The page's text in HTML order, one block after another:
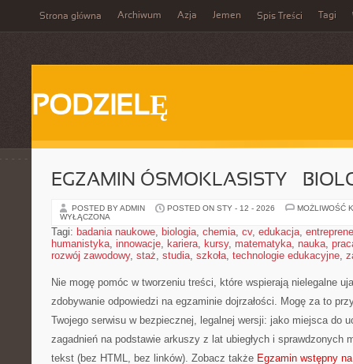
Strona główna Archiwum Azja Jemen Spis Treści Tagi
PODZIELĘ
EGZAMIN ÓSMOKLASISTY –
POSTED BY ADMIN POSTED ON STY - 12 - 2026
MOŻLIWOŚĆ
WYŁĄCZONA
Tagi: badania naukowe, biologia, chemia, cv, edukacja,
humanistyka, innowacje, kariera, kursy, matematyka, nauka,
rozwój zawodowy, staż, studia, szkoła, technologie edukacyjne,
Nie mogę pomóc w tworzeniu treści, które wspierają nielegalne
zdobywanie odpowiedzi na egzaminie dojrzałości. Mogę za to
Twojego serwisu w bezpiecznej, legalnej wersji: jako miejsca do
zagadnień na podstawie arkuszy z lat ubiegłych i sprawdzonych
tekst (bez HTML, bez linków). Zobacz także Egzamin wstępny